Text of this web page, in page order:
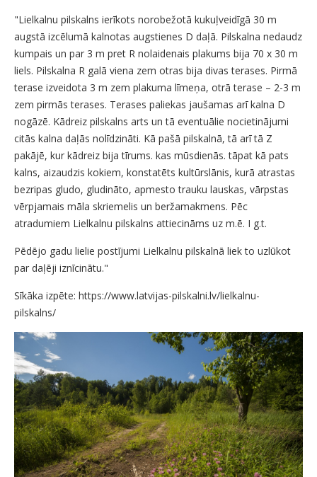
"Lielkalnu pilskalns ierīkots norobežotā kukuļveidīgā 30 m
augstā izcēlumā kalnotas augstienes D daļā. Pilskalna nedaudz
kumpais un par 3 m pret R nolaidenais plakums bija 70 x 30 m
liels. Pilskalna R galā viena zem otras bija divas terases. Pirmā
terase izveidota 3 m zem plakuma līmeņa, otrā terase – 2-3 m
zem pirmās terases. Terases paliekas jaušamas arī kalna D
nogāzē. Kādreiz pilskalns arts un tā eventuālie nocietinājumi
citās kalna daļās nolīdzināti. Kā pašā pilskalnā, tā arī tā Z
pakājē, kur kādreiz bija tīrums. kas mūsdienās. tāpat kā pats
kalns, aizaudzis kokiem, konstatēts kultūrslānis, kurā atrastas
bezripas gludo, gludināto, apmesto trauku lauskas, vārpstas
vērpjamais māla skriemelis un beržamakmens. Pēc
atradumiem Lielkalnu pilskalns attiecināms uz m.ē. I g.t.
Pēdējo gadu lielie postījumi Lielkalnu pilskalnā liek to uzlūkot
par daļēji iznīcinātu."
Sīkāka izpēte: https://www.latvijas-pilskalni.lv/lielkalnu-
pilskalns/